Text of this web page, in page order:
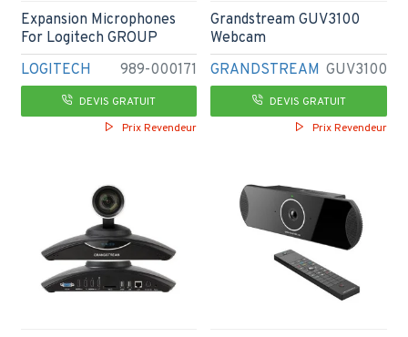
LOGITECH 989-000171
Expansion Microphones
For Logitech GROUP
DEVIS GRATUIT
Prix Revendeur
GRANDSTREAM GUV3100
Grandstream GUV3100
Webcam
DEVIS GRATUIT
Prix Revendeur